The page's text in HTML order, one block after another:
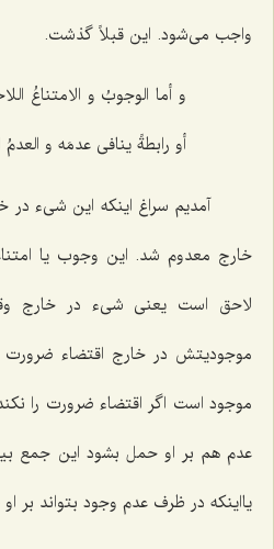
واجب می‌شود. این قبلاً گذشت.
و أما الوجوبُ و الامتناعُ
أو رابطةً ینافی عدمَه و العدمُ
آمدیم سراغ اینکه این شیء در
خارج معدوم شد. این وجوب یا
لاحق است یعنی شیء در خارج
موجودیتش در خارج اقتضاء ضرورت
موجود است اگر اقتضاء ضرورت را
عدم هم بر او حمل بشود این جمع
یااینکه در ظرف عدم وجود بتواند بر